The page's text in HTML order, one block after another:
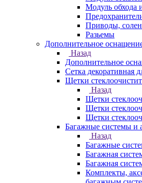
Модуль обхода
Приводы,
Разьемы
Дополнительное
Назад
Дополнительное
Сетка декоративная
Щетки
Назад
Щетки
Щетки
Щетки
Багажные системы и
Назад
Багажные
Багажная
Багажная
Комплекты,